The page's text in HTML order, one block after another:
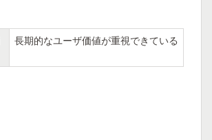
長期的なユーザ価値が重視できている